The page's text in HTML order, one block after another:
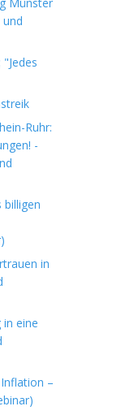
Ruhr:
-
billigen
in
eine
–